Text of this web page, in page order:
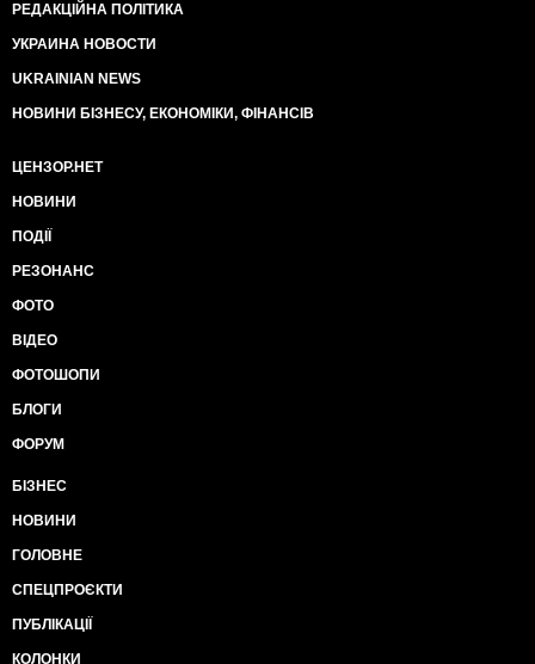
РЕДАКЦІЙНА ПОЛІТИКА
УКРАИНА НОВОСТИ
UKRAINIAN NEWS
НОВИНИ БІЗНЕСУ, ЕКОНОМІКИ, ФІНАНСІВ
ЦЕНЗОР.НЕТ
НОВИНИ
ПОДІЇ
РЕЗОНАНС
ФОТО
ВІДЕО
ФОТОШОПИ
БЛОГИ
ФОРУМ
БІЗНЕС
НОВИНИ
ГОЛОВНЕ
СПЕЦПРОЄКТИ
ПУБЛІКАЦІЇ
КОЛОНКИ